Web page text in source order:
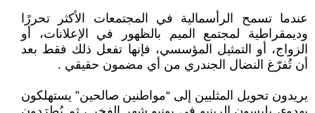
عندما تسمح الرأسمالية في المجتمعات الأكثر تحررًا
وديمقراطية لمجتمع الميم بالظهور في الإعلانات، أو
الزواج، أو التمثيل المؤسسي، فإنها تفعل ذلك فقط بعد
أن تُفرّغ النضال الجندري من أي مضمون حقيقي .
يريدون تحويل المثليين إلى “مواطنين صالحين” يستهلكون